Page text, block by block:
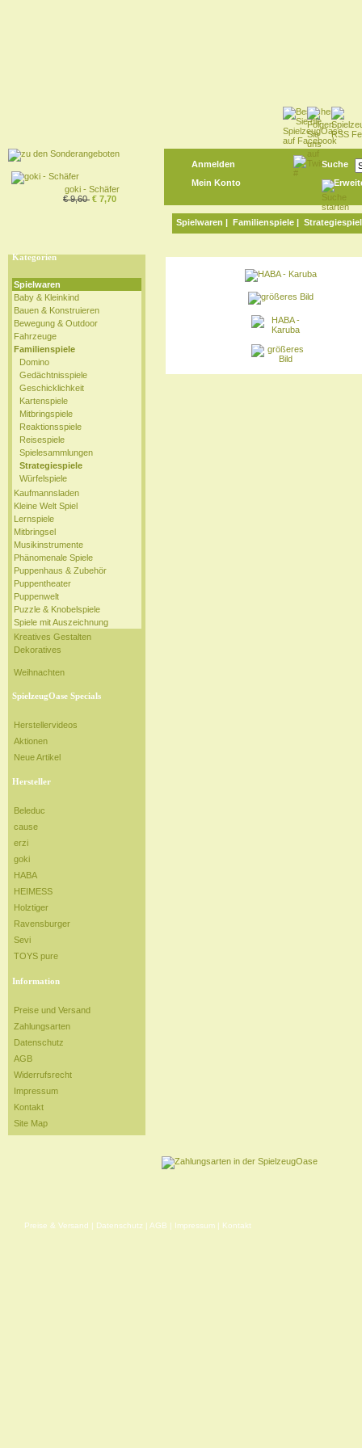
goki - Schäfer
€ 9,60 € 7,70
Anmelden
Mein Konto
Suche
Spielwaren | Familienspiele |
Kategorien
Spielwaren
Baby & Kleinkind
Bauen & Konstruieren
Bewegung & Outdoor
Fahrzeuge
Familienspiele
Domino
Gedächtnisspiele
Geschicklichkeit
Kartenspiele
Mitbringspiele
Reaktionsspiele
Reisespiele
Spielesammlungen
Strategiespiele
Würfelspiele
Kaufmannsladen
Kleine Welt Spiel
Lernspiele
Mitbringsel
Musikinstrumente
Phänomenale Spiele
Puppenhaus & Zubehör
Puppentheater
Puppenwelt
Puzzle & Knobelspiele
Spiele mit Auszeichnung
Kreatives Gestalten
Dekoratives
Weihnachten
SpielzeugOase Specials
Herstellervideos
Aktionen
Neue Artikel
Hersteller
Beleduc
cause
erzi
goki
HABA
HEIMESS
Holztiger
Ravensburger
Sevi
TOYS pure
Information
Preise und Versand
Zahlungsarten
Datenschutz
AGB
Widerrufsrecht
Impressum
Kontakt
Site Map
Preise & Versand | Datenschutz | AGB | Impressum | Kontakt